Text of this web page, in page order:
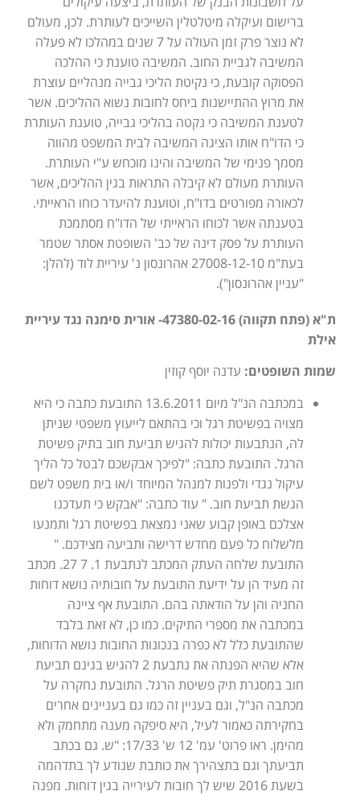
ברישום ועיקלה מיטלטלין השייכים לעותרת. לכן, מעולם
לא נוצר פרק זמן העולה על 7 שנים במהלכו לא פעלה
המשיבה לגביית החוב. המשיבה טוענת כי ההלכה
הפסוקה קובעת, כי נקיטת הליכי גבייה מנהליים עוצרת
את מרוץ ההתיישנות ביחס לחובות נשוא ההליכים. אשר
לטענת המשיבה כי נקטה בהליכי גבייה, טוענת העותרת
כי הדו"ח אותו הציגה המשיבה לבית המשפט מהווה
מסמך פנימי של המשיבה והינו מוכחש ע"י העותרת.
העותרת מעולם לא קיבלה התראות בגין ההליכים, אשר
לכאורה מפורטים בדו"ח, וטוענת להיעדר כוחו הראייתי.
בטענתה אשר לכוחו הראייתי של הדו"ח מסתמכת
העותרת על פסק דינה של כב' השופטת אסתר שטמר
בעת"מ 27008-12-10 אהרונסון נ' עיריית לוד (להלן:
"עניין אהרונסון").
ת"א (פתח תקווה) 47380-02-16- אורית סימנה נגד עיריית
אילת
שמות השופטים: עדנה יוסף קוזין
במכתבה הנ"ל מיום 13.6.2011 התובעת כתבה כי היא
מצויה בפשיטת רגל וכי בהתאם לייעוץ משפטי שניתן
לה, הנתבעות יכולות להגיש תביעת חוב בתיק פשיטת
הרגל. התובעת כתבה: "לפיכך אבקשכם לבטל כל הליך
עיקול נגדי ולפנות למנהל המיוחד ו/או בית משפט לשם
הגשת תביעת חוב. " עוד כתבה: "אבקש כי תעדכנו
אצלכם באופן קבוע שאני נמצאת בפשיטת רגל ותמנעו
מלשלוח כל פעם מחדש דרישה ותביעה מצידכם. "
התובעת שלחה העתק המכתב לנתבעת 1. 7 27. מכתב
זה מעיד הן על ידיעת התובעת על חובותיה נושא דוחות
החניה והן על הודאתה בהם. התובעת אף ציינה
במכתבה את מספרי התיקים. כמו כן, לא זאת בלבד
שהתובעת כלל לא כפרה בנכונות החובות נושא הדוחות,
אלא שהיא הפנתה את נתבעת 2 להגיש בגינם תביעת
חוב במסגרת תיק פשיטת הרגל. התובעת נחקרה על
מכתבה הנ"ל, וגם בעניין זה כמו גם בעניינים אחרים
בחקירתה כאמור לעיל, היא סיפקה מענה מתחמק ולא
מהימן. ראו פרוט' עמ' 12 ש' 17/33: "ש. גם בכתב
תביעתך וגם בתצהירך את כותבת שנודע לך בתדהמה
בשעת 2016 שיש לך חובות לעירייה בגין דוחות. מפנה